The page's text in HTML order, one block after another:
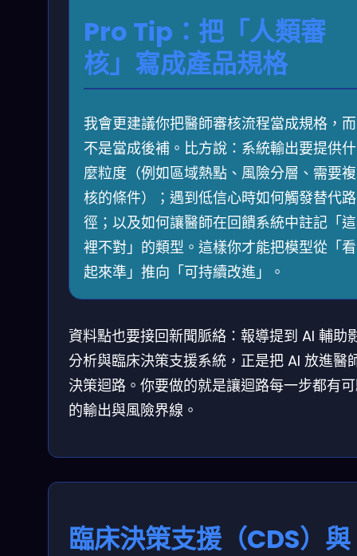
Pro Tip：把「人類審
核」寫成產品規格
我會更建議你把醫師審核流程當成規格，而
不是當成後補。比方說：系統輸出要提供什
麼粒度（例如區域熱點、風險分層、需要複
核的條件）；遇到低信心時如何觸發替代路
徑；以及如何讓醫師在回饋系統中註記「這
裡不對」的類型。這樣你才能把模型從「看
起來準」推向「可持續改進」。
資料點也要接回新聞脈絡：報導提到 AI 輔助
分析與臨床決策支援系統，正是把 AI 放進醫
決策迴路。你要做的就是讓迴路每一步都有
的輸出與風險界線。
臨床決策支援（CDS）與